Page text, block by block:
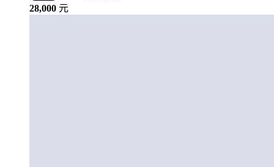
28,000 元